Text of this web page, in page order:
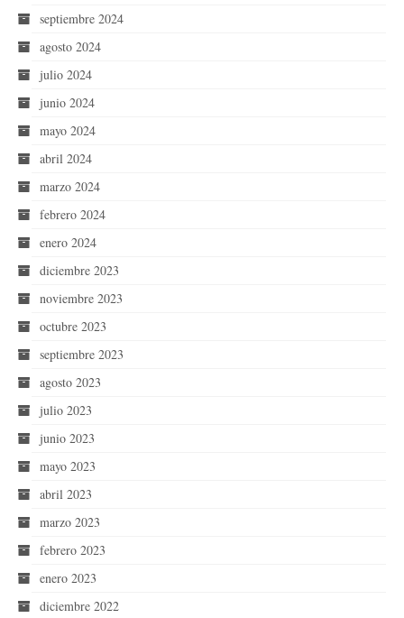
septiembre 2024
agosto 2024
julio 2024
junio 2024
mayo 2024
abril 2024
marzo 2024
febrero 2024
enero 2024
diciembre 2023
noviembre 2023
octubre 2023
septiembre 2023
agosto 2023
julio 2023
junio 2023
mayo 2023
abril 2023
marzo 2023
febrero 2023
enero 2023
diciembre 2022